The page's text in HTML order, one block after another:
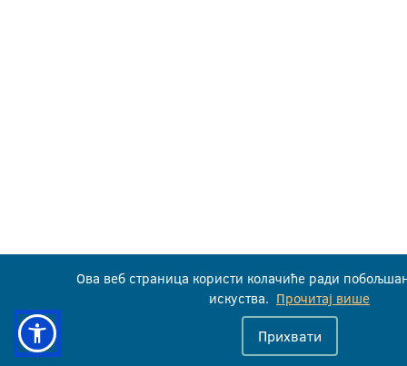
Ова веб страница користи колачиће ради
искуства. Прочитај више
Прихвати